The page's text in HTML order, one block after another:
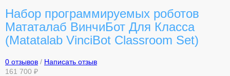
Набор программируемых роботов
Мататалаб ВинчиБот Для Класса
(Matatalab VinciBot Classroom Set)
0 отзывов / Написать отзыв
161 700 ₽